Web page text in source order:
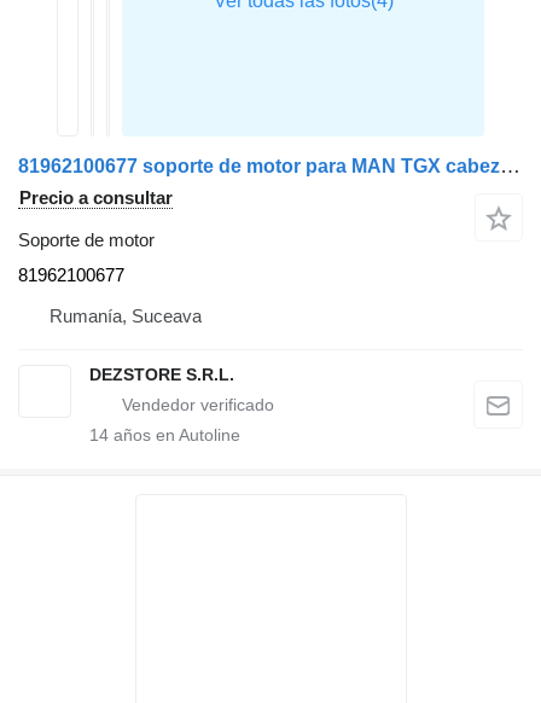
81962100677 soporte de motor para MAN TGX cabeza tractora
Precio a consultar
Soporte de motor
81962100677
Rumanía, Suceava
DEZSTORE S.R.L.
14 años en Autoline